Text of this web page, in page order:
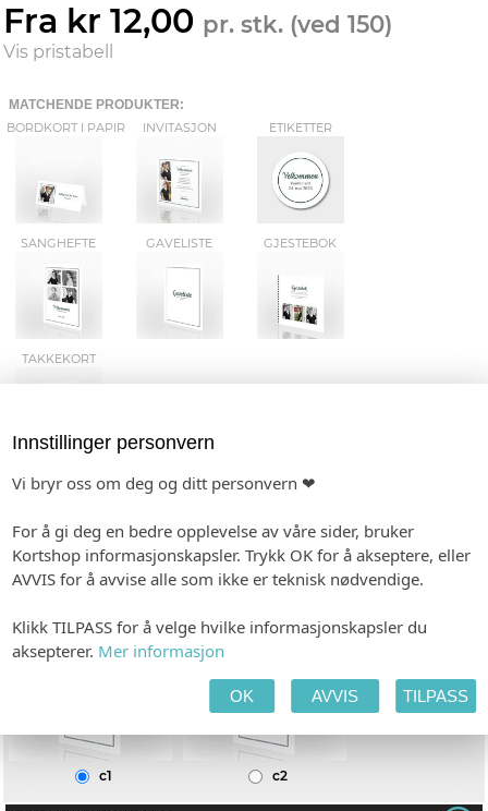
Fra kr 12,00 pr. stk. (ved 150)
Vis pristabell
MATCHENDE PRODUKTER:
BORDKORT I PAPIR
INVITASJON ETIKETTER
SANGHEFTE GAVELISTE GJESTEBOK
TAKKEKORT
TILPASS PRODUKTET HANDLEKURV
FARGEVALG/VARIANTER
c1 c2
Innstillinger personvern
Vi bryr oss om deg og ditt personvern ❤
For å gi deg en bedre opplevelse av våre sider, bruker
Kortshop informasjonskapsler. Trykk OK for å akseptere, eller
AVVIS for å avvise alle som ikke er teknisk nødvendige.
Klikk TILPASS for å velge hvilke informasjonskapsler du
aksepterer. Mer informasjon
OK AVVIS TILPASS